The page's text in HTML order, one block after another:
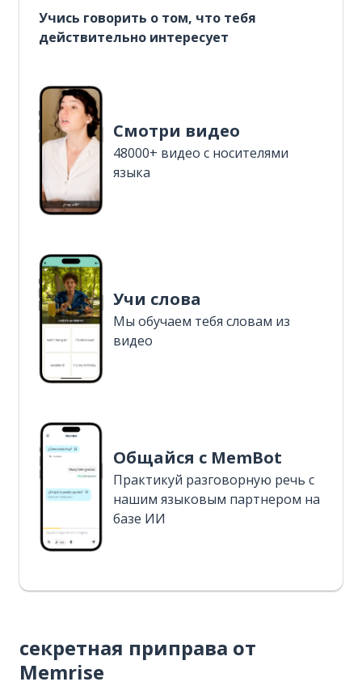
Учись говорить о том, что тебя
действительно интересует
Смотри видео
48000+ видео с носителями
языка
Учи слова
Мы обучаем тебя словам из
видео
Общайся с MemBot
Практикуй разговорную речь с
нашим языковым партнером на
базе ИИ
секретная приправа от
Memrise